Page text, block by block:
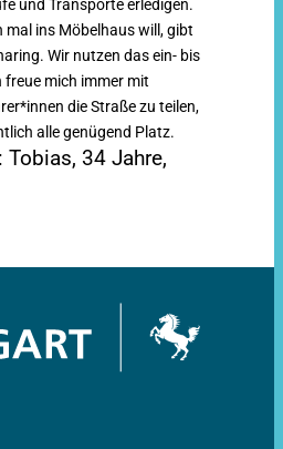
und Transporte erledigen.
mal ins Möbelhaus will, gibt
Wir nutzen das ein- bis
mich immer mit
die Straße zu teilen,
alle genügend Platz.
Tobias, 34 Jahre,